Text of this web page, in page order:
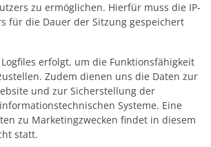
zu ermöglichen. Hierfür muss die IP-
für die Dauer der Sitzung gespeichert
erfolgt, um die Funktionsfähigkeit
Zudem dienen uns die Daten zur
und zur Sicherstellung der
Systeme. Eine
zu Marketingzwecken findet in diesem
statt.